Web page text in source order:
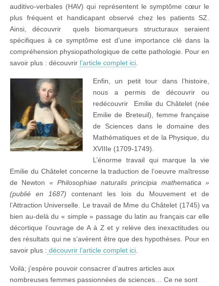
auditivo-verbales (HAV) qui représentent le symptôme cœur le
plus fréquent et handicapant observé chez les patients SZ.
Ainsi, découvrir quels biomarqueurs structuraux seraient
spécifiques à ce symptôme est d’une importance clé dans la
compréhension physiopathologique de cette pathologie. Pour en
savoir plus : découvrir l’article complet ici
Enfin, un petit tour dans l’histoire,
nous a permis de découvrir ou
redécouvrir Emilie du Châtelet (née
Emilie de Breteuil), femme française
de Sciences dans le domaine des
Mathématiques et de la Physique, du
XVIIIe (1709-1749).
L’énorme travail qui marque la vie
Emilie du Châtelet concerne la traduction de l’oeuvre maîtresse
de Newton « Philosophiae naturalis principia mathematica »
(publié en 1687) contenant les lois du Mouvement et de
l’Attraction Universelle. Le travail de Mme du Châtelet (1745) va
bien au-delà du « simple » passage du latin au français car elle
décortique l’ouvrage de A à Z et y relève des inexactitudes ou
des résultats qui ne s’avèrent être que des hypothèses. Pour en
savoir plus : découvrir l’article complet ici
Voilà; j’espère pouvoir consacrer d’autres articles aux
nombreuses femmes passionnées de sciences… Ce ne sont